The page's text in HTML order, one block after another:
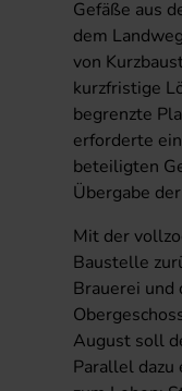
Gefäße aus
dem
von
kurzfristige
begrenzte
erforderte
beteiligten
Übergabe
Mit der
Baustelle
Brauerei und
August soll
Parallel dazu